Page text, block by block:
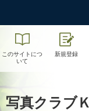
このサイトにつ
いて
新規登録
写真クラブ